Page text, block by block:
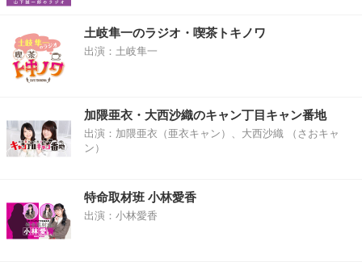
土岐隼一のラジオ・喫茶トキノワ
出演：土岐隼一
加隈亜衣・大西沙織のキャン丁目キャン番地
出演：加隈亜衣（亜衣キャン）、大西沙織 （さおキャ
ン）
特命取材班 小林愛香
出演：小林愛香